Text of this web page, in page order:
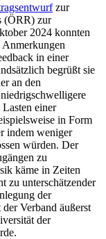
zur
(ÖRR) zur
2024 konnten
in einer
begrüßt sie
an den
einer
in Form
indem weniger
würden. Der
zu
käme in Zeiten
zu unterschätzender
der
Verband äußerst
der